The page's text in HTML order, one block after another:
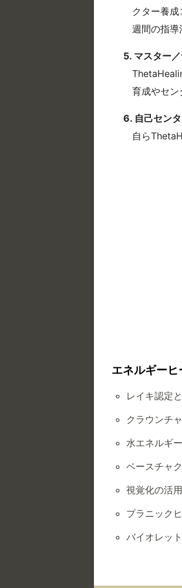
クター養
週間の指導
5. マスター
育成やセン
6. 自己セン
自ら
エネルギー
レイキ認定
クラウンチ
水エネルギ
ベースチャ
視覚化の活
プラニック
バイオレッ